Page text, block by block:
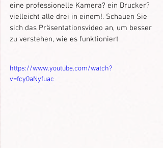
eine professionelle Kamera? ein Drucker?
vielleicht alle drei in einem!. Schauen Sie
sich das Präsentationsvideo an, um besser
zu verstehen, wie es funktioniert
https://www.youtube.com/watch?
v=fcy0aNyfuac